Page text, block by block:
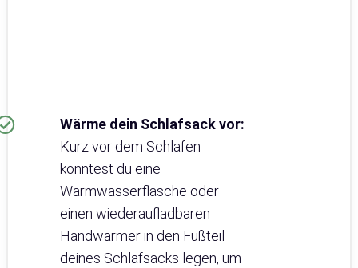
Wärme dein Schlafsack vor:
Kurz vor dem Schlafen
könntest du eine
Warmwasserflasche oder
einen wiederaufladbaren
Handwärmer in den Fußteil
deines Schlafsacks legen, um